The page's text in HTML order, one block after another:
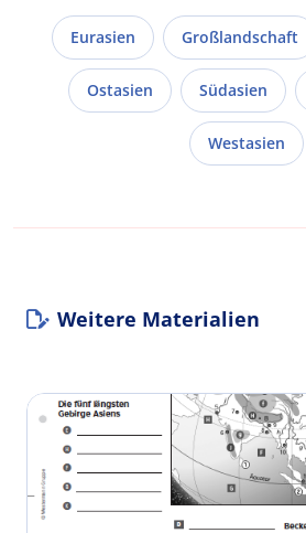
Eurasien Großlandschaft
Ostasien Südasien
Westasien
Weitere Materialien